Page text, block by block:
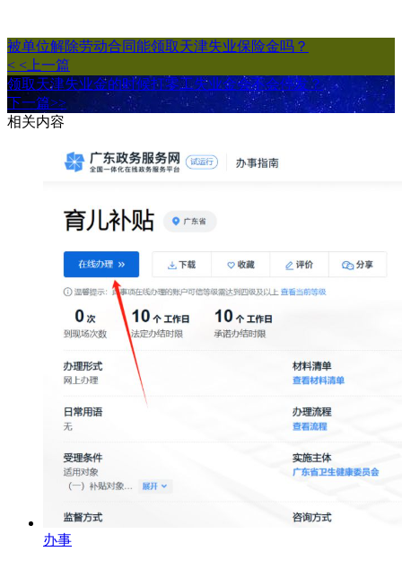
被单位解除劳动合同能领取天津失业保险金吗？
< <上一篇
领取天津失业金的时候打零工失业金会不会停发？
下一篇>>
相关内容
办事